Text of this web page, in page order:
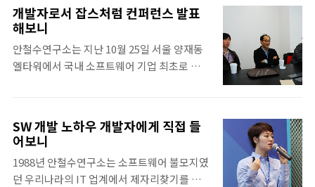
이모저모를 들어보았다. "터닝 포인트가 되어
준 AhnLab CORE 2012" - 조민성 “이제는
MAC 악성코드다” 차민석 안랩 분석팀 과거
MAC은 악성코드가 없는 OS라 생각하고 있었
다...
진을 통해 AhnLab CORE 2012의 생생한 현장
으로 돌아가 보자! 세 개의 트랙을 꽉 채운 참석
자들이 김홍선 안랩 대표이사의 오프닝 환영사
를 경청하고 있다. '융합의 시대 개발자의 도전
다른 분야의 만남을 통해 그 이상의 새로운 가
치를 창출하는 시너지 효과가 융합의 필수요소
임이 강조되었다. 둘째 기조연설에서는 퓨처
디자이너 송인혁 대표가 "세상을 움직이는 지
개발자로서 잡스처럼 컨퍼런스 발표
해보니
안철수연구소는 지난 10월 25일 서울 양재동
엘타워에서 국내 소프트웨어 기업 최초로 개발
동안 축적한 개발 노하우와 보안 기술을 공유
함으로써 함께 성장하자는 차원에서 기획된 것
으로 소프트웨어 기업이 소프트웨어 개발자를
위해 개최하는 행사라는 점에서 의미가 크다.
SW 개발 노하우 개발자에게 직접 들
어보니
1988년 안철수연구소는 소프트웨어 불모지였
던 우리나라의 IT 업계에서 제자리찾기를 시